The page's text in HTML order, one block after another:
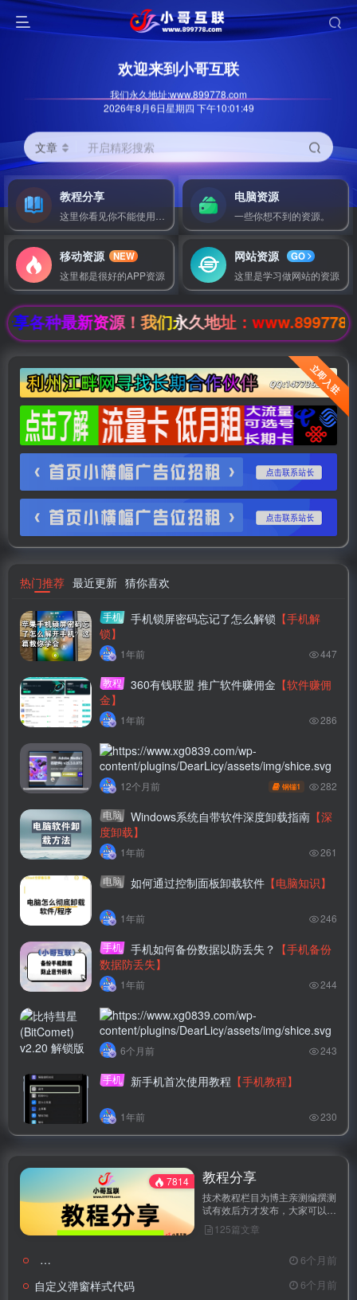
欢迎来到小哥互联
我们永久地址:www.899778.com
2026年8月6日星期四 下午10:01:50
文章 开启精彩搜索
教程分享 电脑资源
一些你想不到的资源。
移动资源
NEW
这里都是很好的APP资源
网站资源
GO
这里是学习做网站的资源
种最新资源！我们永久地址：www.899778.com
立即入驻
热门推荐 最近更新 猜你喜欢
手机 手机锁屏密码忘记了怎么解锁 【手机解
锁】
1年前 447
教程 360有钱联盟 推广软件赚佣金 【软件赚佣
金】
1年前 286
子比主题美化-文章列表移入上浮蓝色边框扫动
效果
【浮蓝色边框扫动效果】
12个月前 钢镚1 282
电脑 Windows系统自带软件深度卸载指南 【深
度卸载】
1年前 261
电脑 如何通过控制面板卸载软件 【电脑知识】
1年前 246
手机 手机如何备份数据以防丢失？ 【手机备份
数据防丢失】
1年前 244
比特彗星(BitComet) v2.20 解锁版 – 专业的老牌
国产BT下载软件
6个月前 243
手机 新手机首次使用教程 【手机教程】
1年前 230
7814 教程分享
技术教程栏目为博主亲测编撰测
试有效后方才发布，大家可以放
心学习。不懂之处可以留言询问
且有问必答。
125篇文章
微信公众
6个月前
自定义弹窗样式代码 6个月前
其它方式登录 注册